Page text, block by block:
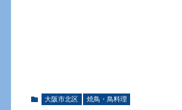
大阪市北区 焼鳥・鳥料理